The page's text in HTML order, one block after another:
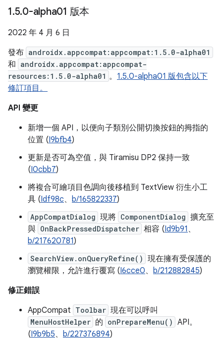
1.5.0-alpha01 版本
2022 年 4 月 6 日
發布 androidx.appcompat:appcompat:1.5.0-alpha01
和 androidx.appcompat:appcompat-
resources:1.5.0-alpha01 。 1.5.0-alpha01 版包含以下
修訂項目。
API 變更
新增一個 API，以便向子類別公開切換按鈕的拇指的
位置 (I9bfb4)
更新是否可為空值，與 Tiramisu DP2 保持一致
(I0cbb7)
將複合可繪項目色調向後移植到 TextView 衍生小工
具 (Idf98c、 b/165822337)
AppCompatDialog 現將 ComponentDialog 擴充至
與 OnBackPressedDispatcher 相容 (Id9b91 、
b/217620781)
SearchView.onQueryRefine() 現在擁有受保護的
瀏覽權限，允許進行覆寫 (I6cce0、 b/212882845)
修正錯誤
AppCompat Toolbar 現在可以呼叫
MenuHostHelper 的 onPrepareMenu() API。
(I9b9b5、 b/227376894)